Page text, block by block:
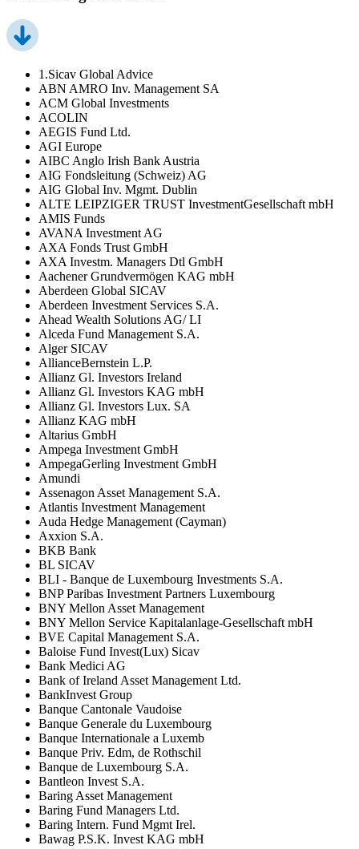
1.Sicav Global Advice
ABN AMRO Inv. Management SA
ACM Global Investments
ACOLIN
AEGIS Fund Ltd.
AGI Europe
AIBC Anglo Irish Bank Austria
AIG Fondsleitung (Schweiz) AG
AIG Global Inv. Mgmt. Dublin
ALTE LEIPZIGER TRUST InvestmentGesellschaft mbH
AMIS Funds
AVANA Investment AG
AXA Fonds Trust GmbH
AXA Investm. Managers Dtl GmbH
Aachener Grundvermögen KAG mbH
Aberdeen Global SICAV
Aberdeen Investment Services S.A.
Ahead Wealth Solutions AG/ LI
Alceda Fund Management S.A.
Alger SICAV
AllianceBernstein L.P.
Allianz Gl. Investors Ireland
Allianz Gl. Investors KAG mbH
Allianz Gl. Investors Lux. SA
Allianz KAG mbH
Altarius GmbH
Ampega Investment GmbH
AmpegaGerling Investment GmbH
Amundi
Assenagon Asset Management S.A.
Atlantis Investment Management
Auda Hedge Management (Cayman)
Axxion S.A.
BKB Bank
BL SICAV
BLI - Banque de Luxembourg Investments S.A.
BNP Paribas Investment Partners Luxembourg
BNY Mellon Asset Management
BNY Mellon Service Kapitalanlage-Gesellschaft mbH
BVE Capital Management S.A.
Baloise Fund Invest(Lux) Sicav
Bank Medici AG
Bank of Ireland Asset Management Ltd.
BankInvest Group
Banque Cantonale Vaudoise
Banque Generale du Luxembourg
Banque Internationale a Luxemb
Banque Priv. Edm, de Rothschil
Banque de Luxembourg S.A.
Bantleon Invest S.A.
Baring Asset Management
Baring Fund Managers Ltd.
Baring Intern. Fund Mgmt Irel.
Bawag P.S.K. Invest KAG mbH